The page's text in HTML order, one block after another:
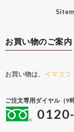
お買い物のご案内
お買い物は、 イマココ
ご注文専用ダイヤル（9